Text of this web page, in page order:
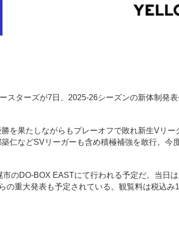
ターズが7日、2025-26シーズンの新体制発
を果たしながらもプレーオフで敗れ新生Vリー
仁などSVリーガーも含め積極補強を敢行。今
のDO-BOX EASTにて行われる予定だ。当日
の重大発表も予定されている。観覧料は税込み